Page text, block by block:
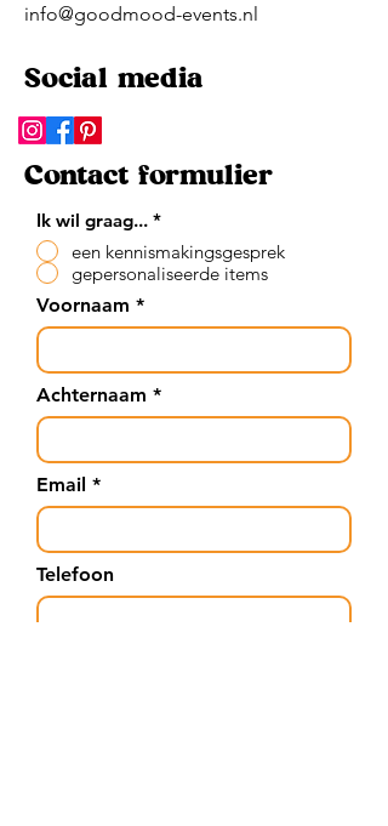
info@goodmood-events.nl
Social media
Contact formulier
Ik wil graag... *
een kennismakingsgesprek
gepersonaliseerde items
Voornaam
Achternaam
Email
Telefoon